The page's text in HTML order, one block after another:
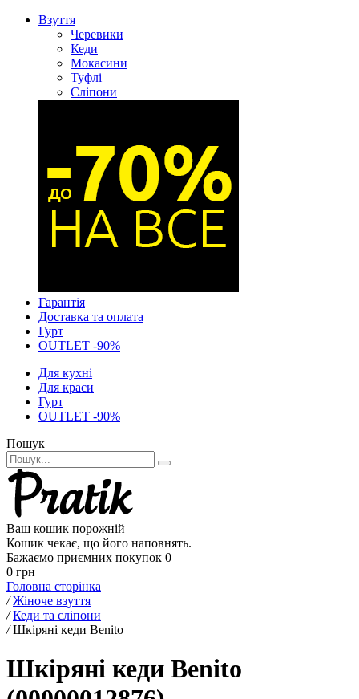
Взуття
Черевики
Кеди
Мокасини
Туфлі
Сліпони
Гарантія
Доставка та оплата
Гурт
OUTLET -90%
Для кухні
Для краси
Гурт
OUTLET -90%
Пошук
Ваш кошик порожній
Кошик чекає, що його наповнять.
Бажаємо приємних покупок 0
0 грн
Головна сторінка
/ Жіноче взуття
/ Кеди та сліпони
/ Шкіряні кеди Benito
Шкіряні кеди Benito